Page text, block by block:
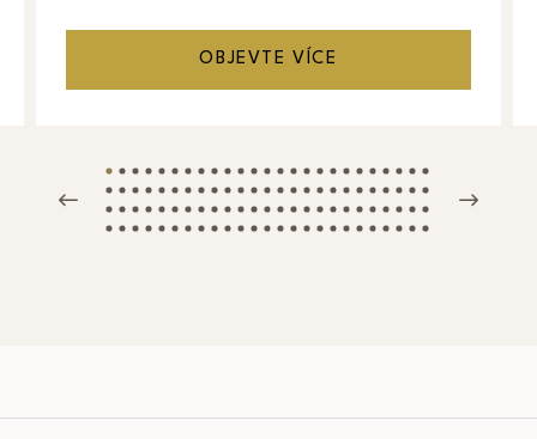
OBJEVTE VÍCE